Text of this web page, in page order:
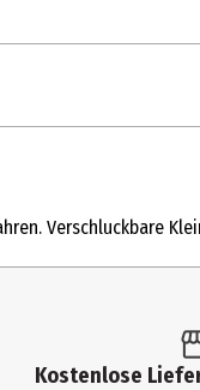
Verschluckbare
Kostenlose